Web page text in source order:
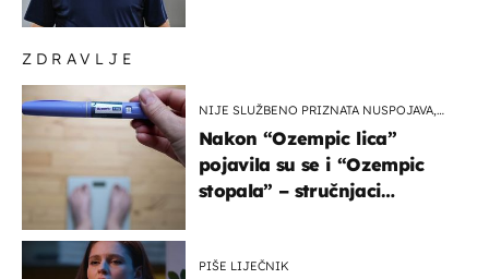
ZDRAVLJE
NIJE SLUŽBENO PRIZNATA NUSPOJAVA,
Nakon “Ozempic lica”
pojavila su se i “Ozempic
stopala” – stručnjaci
PIŠE LIJEČNIK